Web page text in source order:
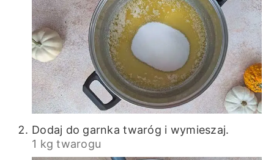
Dodaj do garnka twaróg i wymieszaj.
1 kg twarogu